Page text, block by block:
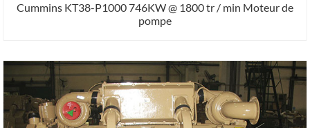
Cummins KT38-P1000 746KW @ 1800 tr / min Moteur de
pompe